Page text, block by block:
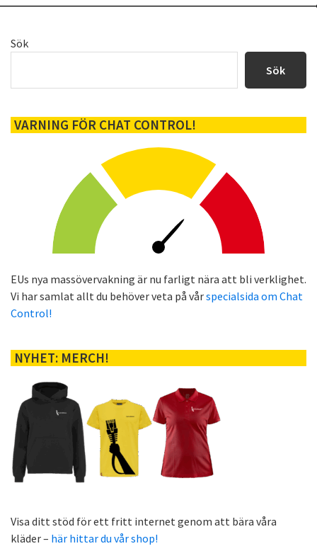
Primärt
Sök
Sök
VARNING FÖR CHAT CONTROL!
EUs nya massövervakning är nu farligt nära att bli verklighet.
Vi har samlat allt du behöver veta på vårspecialsida om Chat
Control!
NYHET: MERCH!
Visa ditt stöd för ett fritt internet genom att bära våra
kläder – här hittar du vår shop!